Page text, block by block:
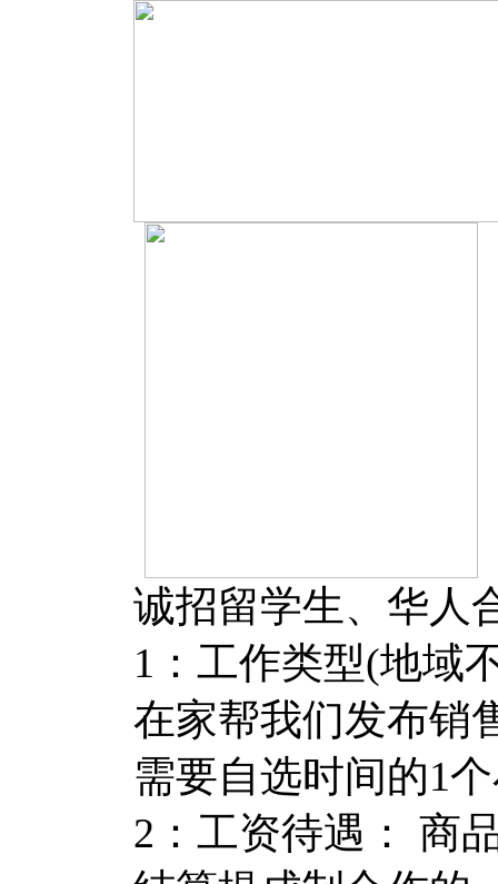
诚招留学生、华人
1：工作类型(地域
在家帮我们发布销
需要自选时间的1
2：工资待遇： 商